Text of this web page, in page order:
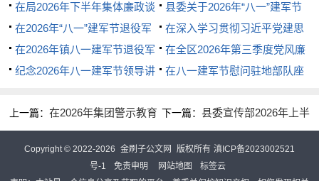
言
课演讲稿：杜绝“舌尖上的腐败”
敲响清正廉洁警钟
在局2026年下半年集体廉政谈
话上的讲话
县委关于2026年“八一”建军节
期间双拥活动开展情况的总结
在2026年“八一”建军节退役军
人代表座谈会上的讲话
在深入学习贯彻习近平党建思
想专题研讨会上的讲话
在2026年镇八一建军节退役军
人座谈会上的代表发言
在全区2026年第三季度党风廉
政建设集体约谈暨警示教育的讲
纪念2026年八一建军节领导讲
在八一建军节慰问驻地部队座
上一篇：在2026年集团警示教育 下一篇： 县委宣传部2026年上半
Copyright © 2022-2026 金刷子公文网 版权所有 滇ICP备2023002521
号-1
免责申明 网站地图
标签云